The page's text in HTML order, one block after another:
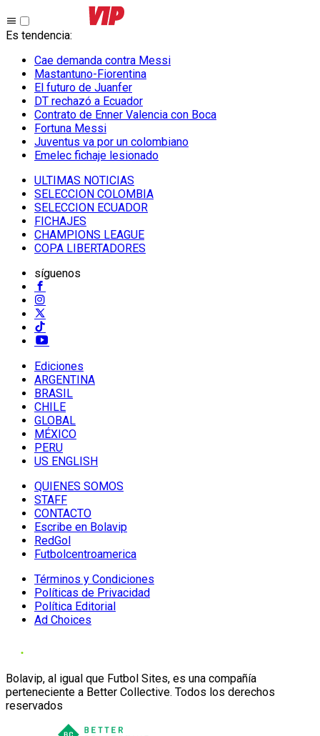
Es tendencia:
Cae demanda contra Messi
Mastantuno-Fiorentina
El futuro de Juanfer
DT rechazó a Ecuador
Contrato de Enner Valencia con Boca
Fortuna Messi
Juventus va por un colombiano
Emelec fichaje lesionado
ULTIMAS NOTICIAS
SELECCION COLOMBIA
SELECCION ECUADOR
FICHAJES
CHAMPIONS LEAGUE
COPA LIBERTADORES
síguenos
Ediciones
ARGENTINA
BRASIL
CHILE
GLOBAL
MÉXICO
PERU
US ENGLISH
QUIENES SOMOS
STAFF
CONTACTO
Escribe en Bolavip
RedGol
Futbolcentroamerica
Términos y Condiciones
Políticas de Privacidad
Política Editorial
Ad Choices
Bolavip, al igual que Futbol Sites, es una compañía
perteneciente a Better Collective. Todos los derechos
reservados